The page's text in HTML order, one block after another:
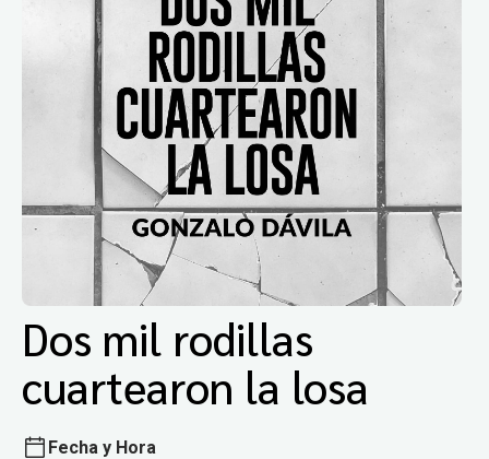
Dos mil rodillas
cuartearon la losa
Fecha y Hora